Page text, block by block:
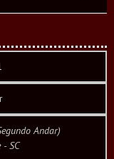
Andar)
SC